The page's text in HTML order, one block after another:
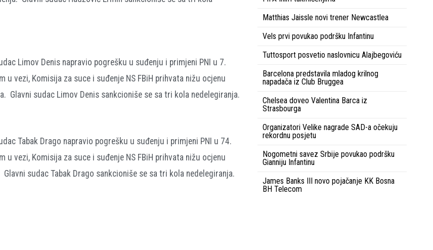
Limov Denis napravio pogrešku u suđenju i primjeni PNI u 7.
vezi, Komisija za suce i suđenje NS FBiH prihvata nižu ocjenu
Glavni sudac Limov Denis sankcioniše se sa tri kola nedelegiranja.
Tabak Drago napravio pogrešku u suđenju i primjeni PNI u 74.
vezi, Komisija za suce i suđenje NS FBiH prihvata nižu ocjenu
sudac Tabak Drago sankcioniše se sa tri kola nedelegiranja.
Matthias Jaissle novi trener Newcastlea
Vels prvi povukao podršku Infantinu
Tuttosport posvetio naslovnicu Alajbegoviću
Barcelona predstavila mladog krilnog
napadača iz Club Bruggea
Chelsea doveo Valentina Barca iz
Strasbourga
Organizatori Velike nagrade SAD-a očekuju
rekordnu posjetu
Nogometni savez Srbije povukao podršku
Gianniju Infantinu
James Banks III novo pojačanje KK Bosna
BH Telecom